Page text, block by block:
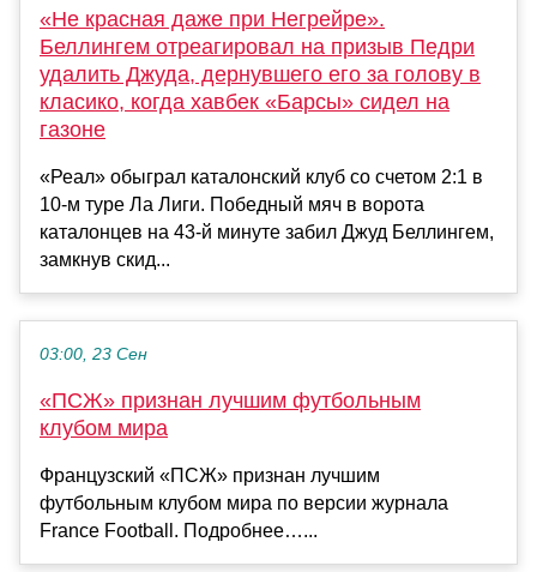
«Не красная даже при Негрейре».
Беллингем отреагировал на призыв Педри
удалить Джуда, дернувшего его за голову в
класико, когда хавбек «Барсы» сидел на
газоне
«Реал» обыграл каталонский клуб со счетом 2:1 в
10-м туре Ла Лиги. Победный мяч в ворота
каталонцев на 43-й минуте забил Джуд Беллингем,
замкнув скид...
03:00, 23 Сен
«ПСЖ» признан лучшим футбольным
клубом мира
Французский «ПСЖ» признан лучшим
футбольным клубом мира по версии журнала
France Football. Подробнее…...